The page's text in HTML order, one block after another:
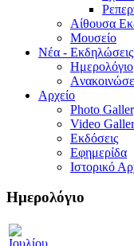
Aίθουσα
Μουσείο
Νέα - Εκδηλώσεις
Ημερολόγιο
Αρχείο
Photo
Video
Εκδόσεις
Εφημερίδα
Ιστορικό
Ημερολόγιο